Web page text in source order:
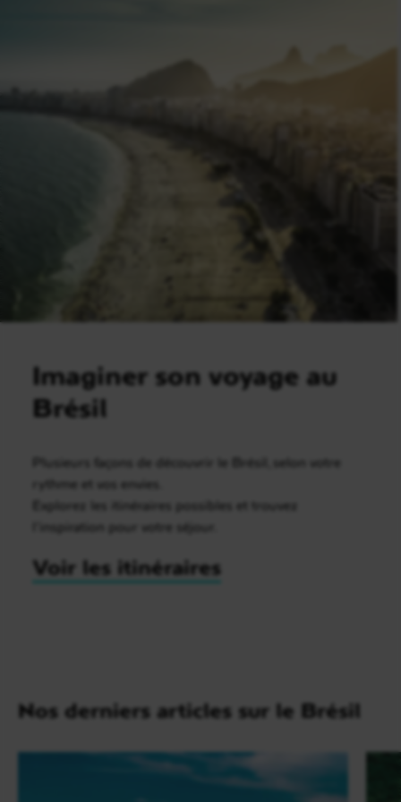
Imaginer son voyage au
Brésil
Plusieurs façons de découvrir le Brésil, selon votre
rythme et vos envies.
Explorez les itinéraires possibles et trouvez
l’inspiration pour votre séjour.
Voir les itinéraires
Nos derniers articles sur le Brésil